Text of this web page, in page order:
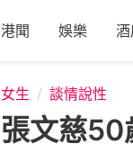
港聞 娛樂
女生 談情說性
張文慈